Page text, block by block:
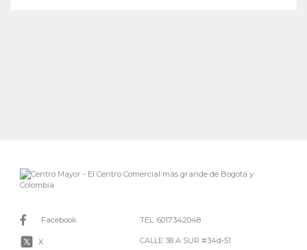
Facebook
X
TEL. 6017342048
CALLE 38 A SUR #34d-51